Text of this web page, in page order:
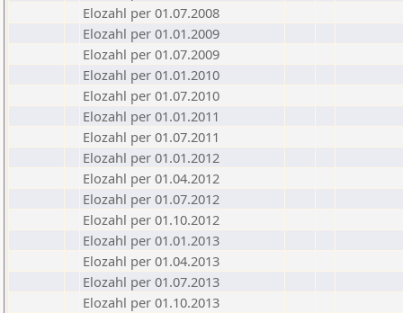
Elozahl per 01.07.2008
Elozahl per 01.01.2009
Elozahl per 01.07.2009
Elozahl per 01.01.2010
Elozahl per 01.07.2010
Elozahl per 01.01.2011
Elozahl per 01.07.2011
Elozahl per 01.01.2012
Elozahl per 01.04.2012
Elozahl per 01.07.2012
Elozahl per 01.10.2012
Elozahl per 01.01.2013
Elozahl per 01.04.2013
Elozahl per 01.07.2013
Elozahl per 01.10.2013